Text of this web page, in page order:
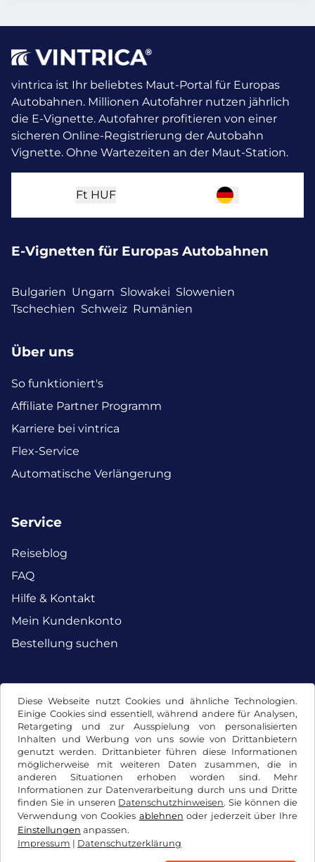
Diese Webseite nutzt Cookies und ähnliche Technologien.
Einige Cookies sind essentiell, während andere für Analysen,
Retargeting und zur Ausspielung von personalisierten
Inhalten und Werbung von uns sowie von Drittanbietern
genutzt werden. Drittanbieter führen diese Informationen
möglicherweise mit weiteren Daten zusammen, die in
anderen Situationen erhoben worden sind. Mehr
Informationen zur Datenverarbeitung durch uns und Dritte
finden Sie in unseren Datenschutzhinweisen. Sie können die
Verwendung von Cookies ablehnen oder jederzeit über Ihre
Einstellungen anpassen.
Impressum | Datenschutzerklärung
vintrica ist Ihr beliebtes Maut-Portal für Europas
Autobahnen. Millionen Autofahrer nutzen jährlich
die E-Vignette. Autofahrer profitieren von einer
sicheren Online-Registrierung der Autobahn
Vignette. Ohne Wartezeiten an der Maut-Station.
Ft HUF
E-Vignetten für Europas Autobahnen
Bulgarien Ungarn Slowakei Slowenien
Tschechien Schweiz Rumänien
Über uns
So funktioniert's
Affiliate Partner Programm
Karriere bei vintrica
Flex-Service
Automatische Verlängerung
Service
Reiseblog
FAQ
Hilfe & Kontakt
Mein Kundenkonto
Bestellung suchen
Facebook Instagram
AGB / Widerrufsrecht Datenschutzerklärung